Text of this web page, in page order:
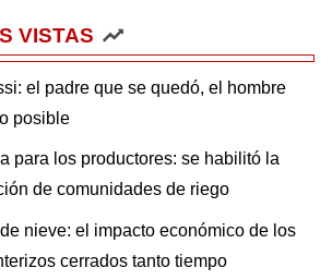
VISTAS
el padre que se quedó, el hombre
posible
para los productores: se habilitó la
de comunidades de riego
nieve: el impacto económico de los
cerrados tanto tiempo